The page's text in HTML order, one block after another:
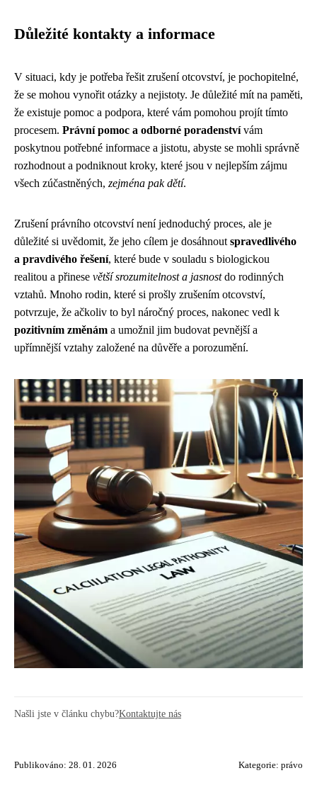
Důležité kontakty a informace
V situaci, kdy je potřeba řešit zrušení otcovství, je pochopitelné,
že se mohou vynořit otázky a nejistoty. Je důležité mít na paměti,
že existuje pomoc a podpora, které vám pomohou projít tímto
procesem. Právní pomoc a odborné poradenstvívám
poskytnou potřebné informace a jistotu, abyste se mohli správně
rozhodnout a podniknout kroky, které jsou v nejlepším zájmu
všech zúčastněných, zejména pak dětí.
Zrušení právního otcovství není jednoduchý proces, ale je
důležité si uvědomit, že jeho cílem je dosáhnout spravedlivého
a pravdivého řešení, které bude v souladu s biologickou
realitou a přinese větší srozumitelnost a jasnostdo rodinných
vztahů. Mnoho rodin, které si prošly zrušením otcovství,
potvrzuje, že ačkoliv to byl náročný proces, nakonec vedl k
pozitivním změnám a umožnil jim budovat pevnější a
upřímnější vztahy založené na důvěře a porozumění.
Našli jste v článku chybu?Kontaktujte nás
Publikováno: 28. 01. 2026 Kategorie: právo